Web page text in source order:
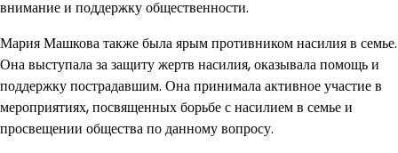
внимание и поддержку общественности.
Мария Машкова также была ярым противником насилия в семье.
Она выступала за защиту жертв насилия, оказывала помощь и
поддержку пострадавшим. Она принимала активное участие в
мероприятиях, посвященных борьбе с насилием в семье и
просвещении общества по данному вопросу.